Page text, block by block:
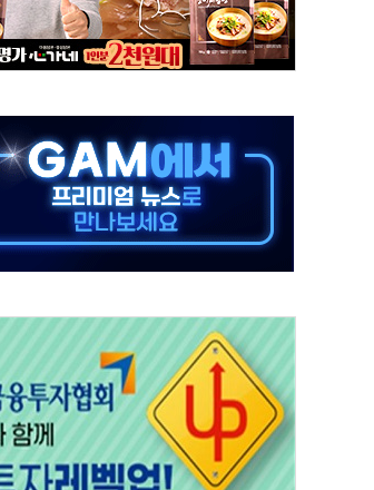
총력"